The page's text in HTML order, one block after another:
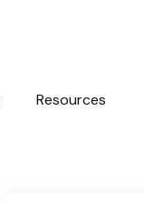
Resources